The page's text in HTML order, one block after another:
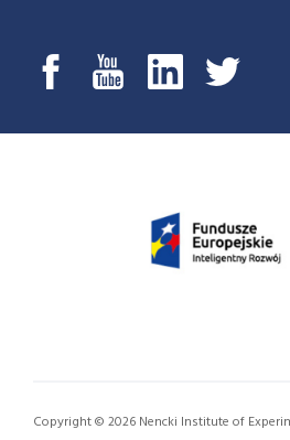
Copyright © 2026 Nencki Institute of